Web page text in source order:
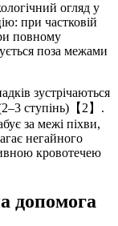
огляд у
при частковій
повному
поза межами
зустрічаються
ступінь)【2】.
за межі піхви,
негайного
кровотечею
допомога